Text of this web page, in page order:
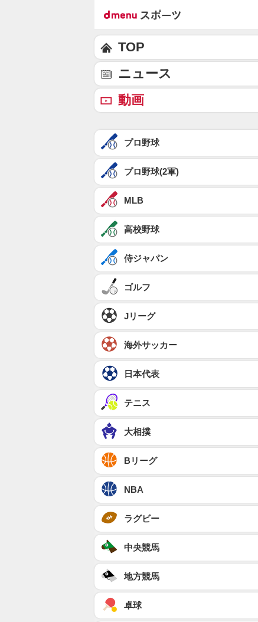
TOP
ニュース
動画
プロ野球
プロ野球(2軍)
MLB
高校野球
侍ジャパン
ゴルフ
Jリーグ
海外サッカー
日本代表
テニス
大相撲
Bリーグ
NBA
ラグビー
中央競馬
地方競馬
卓球